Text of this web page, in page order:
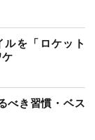
を「ロケット
べき習慣・ベス